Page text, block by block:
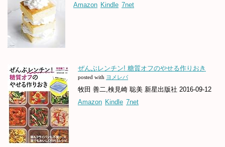
Amazon Kindle 7net
ぜんぶレンチン! 糖質オフのやせる作りおき
posted with ヨメレバ
牧田 善二,検見崎 聡美 新星出版社 2016-09-12
Amazon Kindle 7net